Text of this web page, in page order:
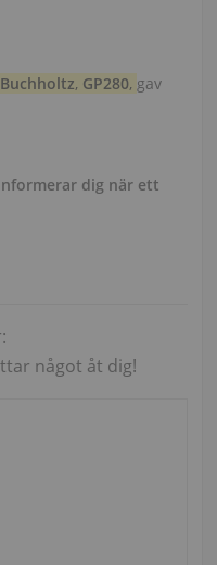
, GP280, gav
dig när ett
något åt ​​dig!